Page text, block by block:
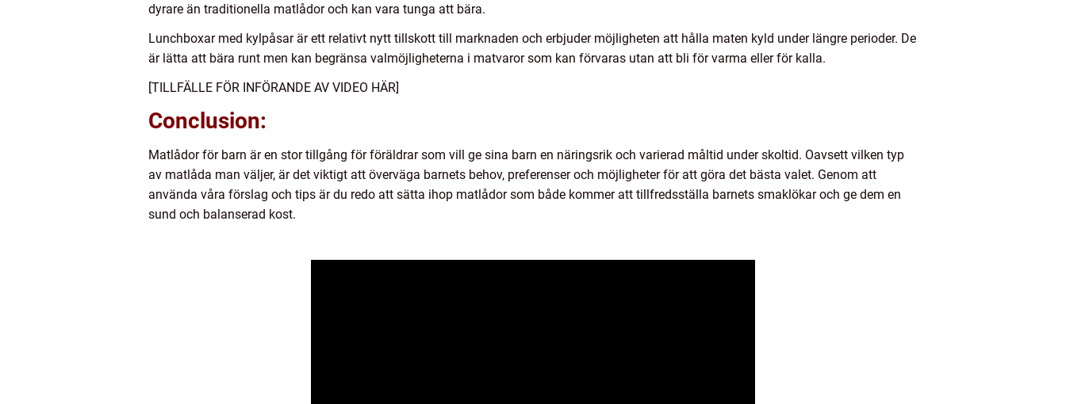
dyrare än traditionella matlådor och kan vara tunga att bära.
Lunchboxar med kylpåsar är ett relativt nytt tillskott till marknaden och erbjuder möjligheten att hålla maten kyld under längre perioder. De
är lätta att bära runt men kan begränsa valmöjligheterna i matvaror som kan förvaras utan att bli för varma eller för kalla.
[TILLFÄLLE FÖR INFÖRANDE AV VIDEO HÄR]
Conclusion:
Matlådor för barn är en stor tillgång för föräldrar som vill ge sina barn en näringsrik och varierad måltid under skoltid. Oavsett vilken typ
av matlåda man väljer, är det viktigt att överväga barnets behov, preferenser och möjligheter för att göra det bästa valet. Genom att
använda våra förslag och tips är du redo att sätta ihop matlådor som både kommer att tillfredsställa barnets smaklökar och ge dem en
sund och balanserad kost.